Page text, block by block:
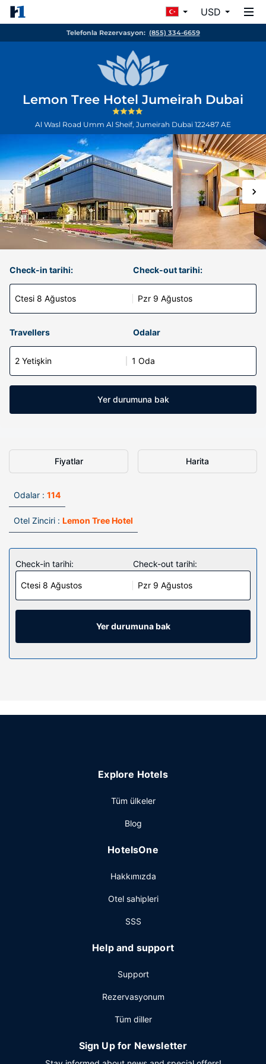
USD
Telefonla Rezervasyon: (855) 334-6659
Lemon Tree Hotel Jumeirah Dubai
Al Wasl Road Umm Al Sheif, Jumeirah Dubai 122487 AE
Check-in tarihi:
Ctesi 8 Ağustos
Check-out tarihi:
Pzr 9 Ağustos
Travellers Odalar
2 Yetişkin 1 Oda
Yer durumuna bak
Fiyatlar Harita
Odalar : 114
Otel Zinciri : Lemon Tree Hotel
Check-in tarihi:
Ctesi 8 Ağustos
Check-out tarihi:
Pzr 9 Ağustos
Yer durumuna bak
Explore Hotels
Tüm ülkeler
Blog
HotelsOne
Hakkımızda
Otel sahipleri
SSS
Help and support
Support
Rezervasyonum
Tüm diller
Sign Up for Newsletter